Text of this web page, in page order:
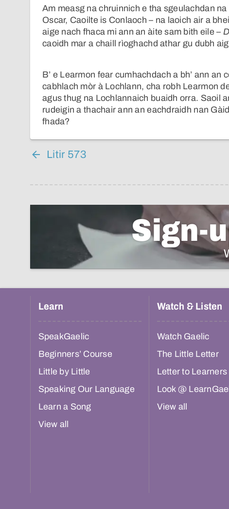
Am measg na chruinnich e tha sgeulachdan
Oscar, Caoilte is Conlaoch – na laoich air a
aige nach fhaca mi ann an àite sam bith eile –
caoidh mar a chaill rìoghachd athar gu dubh
B’ e Learmon fear cumhachdach a bh’ ann
cabhlach mòr à Lochlann, cha robh Learmon
agus thug na Lochlannaich buaidh orra. Saoil
rudeigin a thachair ann an eachdraidh nan
fhada?
Litir 573
Sign-
Learn
SpeakGaelic
Beginners’ Course
Little by Little
Speaking Our Language
Learn a Song
View all
Watch & Listen
Watch Gaelic
The Little Letter
Letter to Learners
Look @
View all